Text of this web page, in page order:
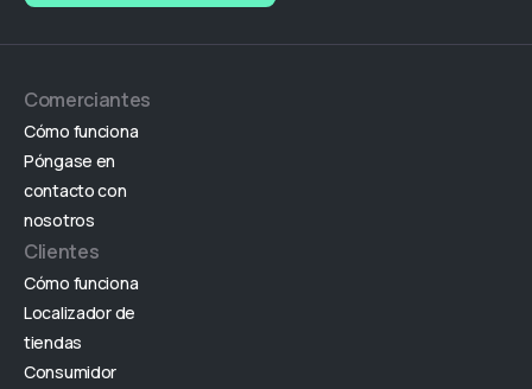
Comerciantes
Cómo funciona
Póngase en
contacto con
nosotros
Clientes
Cómo funciona
Localizador de
tiendas
Consumidor